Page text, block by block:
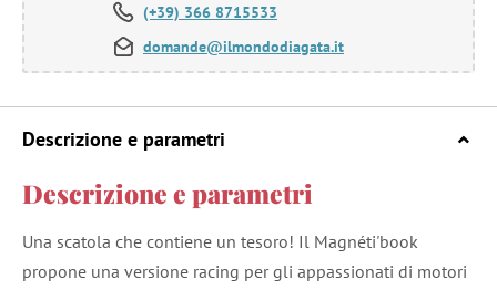
(+39) 366 8715533
domande@ilmondodiagata.it
Descrizione e parametri
Descrizione e parametri
Una scatola che contiene un tesoro! Il Magnéti'book
propone una versione racing per gli appassionati di motori